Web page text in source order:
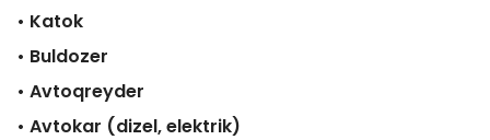
• Katok
• Buldozer
• Avtoqreyder
• Avtokar (dizel, elektrik)